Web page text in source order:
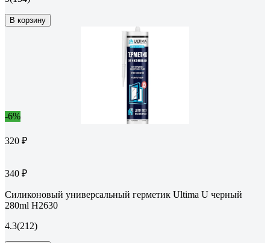
В корзину
-6%
320 ₽
340 ₽
Силиконовый универсальный герметик Ultima U черный
280ml H2630
4.3(212)